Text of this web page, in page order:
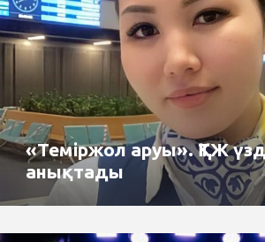
«Теміржол аруы». ҚТЖ
анықтады